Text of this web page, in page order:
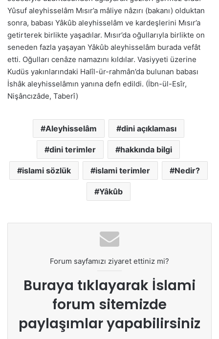
Yûsuf aleyhisselâm Mısır’a mâliye nâzırı (bakanı) olduktan
sonra, babası Yâkûb aleyhisselâm ve kardeşlerini Mısır’a
getirterek birlikte yaşadılar. Mısır’da oğullarıyla birlikte on
seneden fazla yaşayan Yâkûb aleyhisselâm burada vefât
etti. Oğulları cenâze namazını kıldılar. Vasiyyeti üzerine
Kudüs yakınlarındaki Halîl-ür-rahmân’da bulunan babası
İshâk aleyhisselâmın yanına defn edildi. (İbn-ül-Esîr,
Nişâncızâde, Taberî)
Aleyhisselâm dini açıklaması
dini terimler hakkında bilgi
islami sözlük islami terimler Nedir?
Yâkûb
Forum sayfamızı ziyaret ettiniz mi?
Buraya tıklayarak İslami
forum sitemizde
paylaşımlar yapabilirsiniz